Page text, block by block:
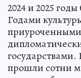
2024 и 2025
Годами
государствами.
прошли сотни